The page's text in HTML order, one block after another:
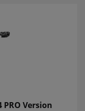
PRO Version